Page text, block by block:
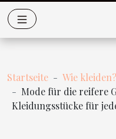
Startseite
Wie kleiden?
Mode für die reifere
Kleidungsstücke für